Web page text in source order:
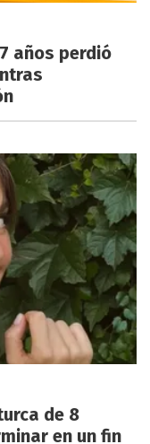
años perdió
de 8
en un fin